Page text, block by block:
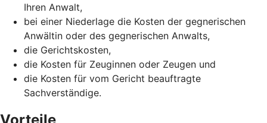
Ihren Anwalt,
bei einer Niederlage die Kosten der gegnerischen
Anwältin oder des gegnerischen Anwalts,
die Gerichtskosten,
die Kosten für Zeuginnen oder Zeugen und
die Kosten für vom Gericht beauftragte
Sachverständige.
Vorteile